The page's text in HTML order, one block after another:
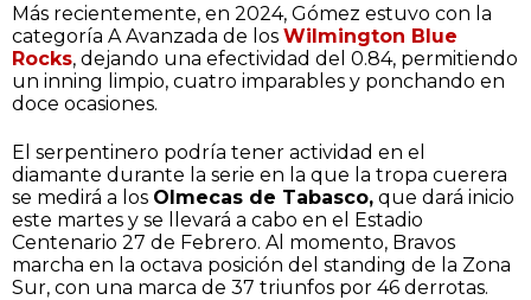
Más recientemente, en 2024, Gómez estuvo con la
categoría A Avanzada de los Wilmington Blue
Rocks, dejando una efectividad del 0.84, permitiendo
un inning limpio, cuatro imparables y ponchando en
doce ocasiones.
El serpentinero podría tener actividad en el
diamante durante la serie en la que la tropa cuerera
se medirá a los Olmecas de Tabasco, que dará inicio
este martes y se llevará a cabo en el Estadio
Centenario 27 de Febrero. Al momento, Bravos
marcha en la octava posición del standing de la Zona
Sur, con una marca de 37 triunfos por 46 derrotas.